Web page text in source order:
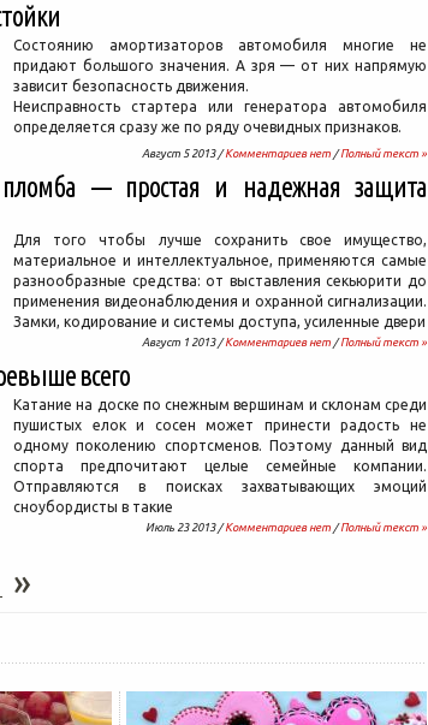
Состоянию амортизаторов автомобиля многие не
придают большого значения. А зря — от них напрямую
зависит безопасность движения.
Неисправность стартера или генератора автомобиля
определяется сразу же по ряду очевидных признаков.
Август 5 2013 /Комментариев нет /Полный текст »
пломба — простая и надежная защита
Для того чтобы лучше сохранить свое имущество,
материальное и интеллектуальное, применяются самые
разнообразные средства: от выставления секьюрити до
применения видеонаблюдения и охранной сигнализации.
Замки, кодирование и системы доступа, усиленные двери
Август 1 2013 /Комментариев нет /Полный текст »
всего
Катание на доске по снежным вершинам и склонам среди
пушистых елок и сосен может принести радость не
одному поколению спортсменов. Поэтому данный вид
спорта предпочитают целые семейные компании.
Отправляются в поисках захватывающих эмоций
сноубордисты в такие
Июль 23 2013 /Комментариев нет /Полный текст »
»